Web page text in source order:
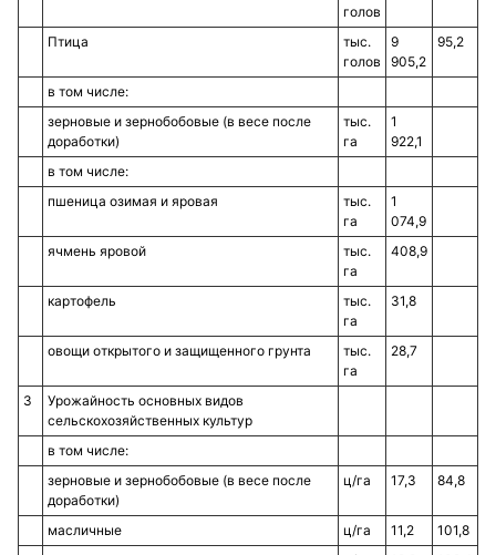
голов
Птица
тыс.
голов
9
905,2
95,2
в том числе:
зерновые и зернобобовые (в весе после
доработки)
тыс.
га
1
922,1
в том числе:
пшеница озимая и яровая
тыс.
га
1
074,9
ячмень яровой
тыс.
га
408,9
картофель
тыс.
га
31,8
овощи открытого и защищенного грунта
тыс.
га
28,7
3
Урожайность основных видов
сельскохозяйственных культур
в том числе:
зерновые и зернобобовые (в весе после
доработки)
ц/га 17,3 84,8
масличные ц/га 11,2
101,8